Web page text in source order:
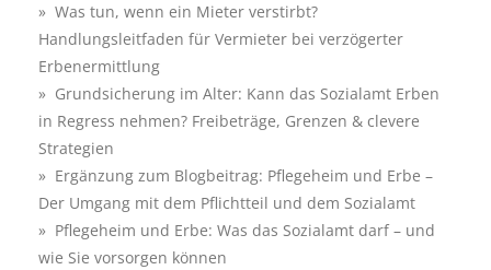
» Was tun, wenn ein Mieter verstirbt?
Handlungsleitfaden für Vermieter bei verzögerter
Erbenermittlung
» Grundsicherung im Alter: Kann das Sozialamt Erben
in Regress nehmen? Freibeträge, Grenzen & clevere
Strategien
» Ergänzung zum Blogbeitrag: Pflegeheim und Erbe –
Der Umgang mit dem Pflichtteil und dem Sozialamt
» Pflegeheim und Erbe: Was das Sozialamt darf – und
wie Sie vorsorgen können